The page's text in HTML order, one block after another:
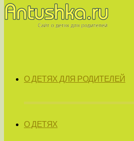
О ДЕТЯХ ДЛЯ РОДИТЕЛЕЙ
О ДЕТЯХ